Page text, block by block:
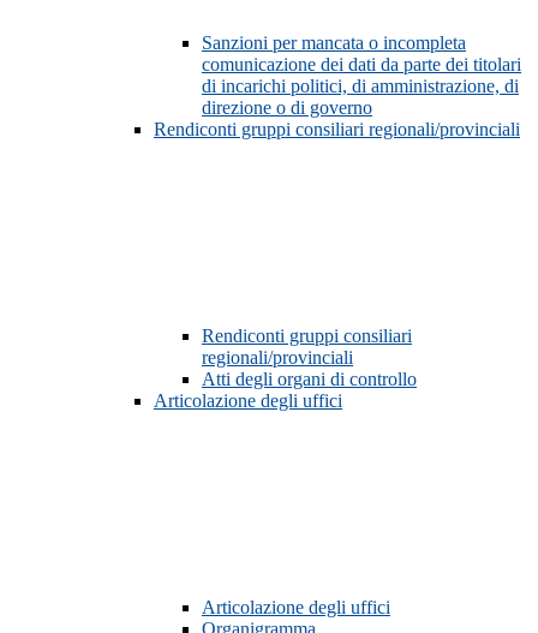
Sanzioni per mancata o incompleta
comunicazione dei dati da parte dei titolari
di incarichi politici, di amministrazione, di
direzione o di governo
Rendiconti gruppi consiliari regionali/provinciali
Rendiconti gruppi consiliari
regionali/provinciali
Atti degli organi di controllo
Articolazione degli uffici
Articolazione degli uffici